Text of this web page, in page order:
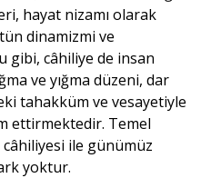
hayat nizamı olarak
dinamizmi ve
gibi, câhiliye de insan
ve yığma düzeni, dar
tahakküm ve vesayetiyle
ettirmektedir. Temel
ile günümüz
yoktur.